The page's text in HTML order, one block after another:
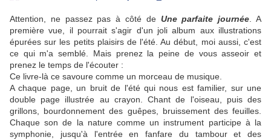
Attention, ne passez pas à côté de Une parfaite journée . A
première vue, il pourrait s'agir d'un joli album aux illustrations
épurées sur les petits plaisirs de l'été. Au début, moi aussi, c'est
ce qui m'a semblé. Mais prenez la peine de vous asseoir et
prenez le temps de l'écouter :
Ce livre-là ce savoure comme un morceau de musique.
A chaque page, un bruit de l'été qui nous est familier, sur une
double page illustrée au crayon. Chant de l'oiseau, puis des
grillons, bourdonnement des guêpes, bruissement des feuilles.
Chaque son de la nature comme un instrument participe à la
symphonie, jusqu'à l'entrée en fanfare du tambour et des